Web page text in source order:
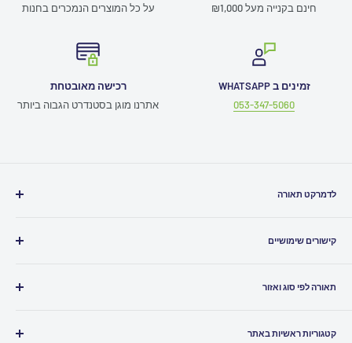
חינם בקנייה מעל ₪1,000
על כל המוצרים הנמכרים בחנות
זמינים ב WHATSAPP
053-347-5060
רכישה מאובטחת
אתרנו מוגן בסטנדרט הגבוה ביותר
לדמרקט תאורה
קישורים שימושיים
תקנון האתר
הצהרת נגישות
תאורה לפי סוג ואזור
תאורה לסלון
קטגוריות ראשיות באתר